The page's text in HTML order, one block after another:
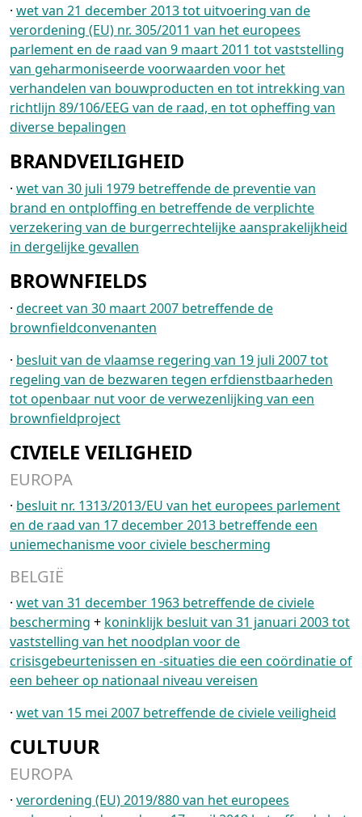
· wet van 21 december 2013 tot uitvoering van de
verordening (EU) nr. 305/2011 van het europees
parlement en de raad van 9 maart 2011 tot vaststelling
van geharmoniseerde voorwaarden voor het
verhandelen van bouwproducten en tot intrekking van
richtlijn 89/106/EEG van de raad, en tot opheffing van
diverse bepalingen
BRANDVEILIGHEID
· wet van 30 juli 1979 betreffende de preventie van
brand en ontploffing en betreffende de verplichte
verzekering van de burgerrechtelijke aansprakelijkheid
in dergelijke gevallen
BROWNFIELDS
· decreet van 30 maart 2007 betreffende de
brownfieldconvenanten
· besluit van de vlaamse regering van 19 juli 2007 tot
regeling van de bezwaren tegen erfdienstbaarheden
tot openbaar nut voor de verwezenlijking van een
brownfieldproject
CIVIELE VEILIGHEID
EUROPA
· besluit nr. 1313/2013/EU van het europees parlement
en de raad van 17 december 2013 betreffende een
uniemechanisme voor civiele bescherming
BELGIË
· wet van 31 december 1963 betreffende de civiele
bescherming + koninklijk besluit van 31 januari 2003 tot
vaststelling van het noodplan voor de
crisisgebeurtenissen en -situaties die een coördinatie of
een beheer op nationaal niveau vereisen
· wet van 15 mei 2007 betreffende de civiele veiligheid
CULTUUR
EUROPA
· verordening (EU) 2019/880 van het europees